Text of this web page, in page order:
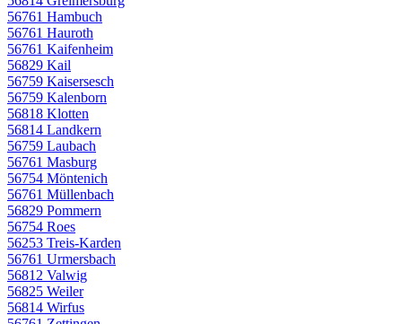
56761 Hambuch
56761 Hauroth
56761 Kaifenheim
56829 Kail
56759 Kaisersesch
56759 Kalenborn
56818 Klotten
56814 Landkern
56759 Laubach
56761 Masburg
56754 Möntenich
56761 Müllenbach
56829 Pommern
56754 Roes
56253 Treis-Karden
56761 Urmersbach
56812 Valwig
56825 Weiler
56814 Wirfus